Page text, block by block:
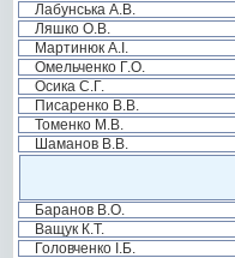
Лабунська А.В.
Ляшко О.В.
Мартинюк А.І.
Омельченко Г.О.
Осика С.Г.
Писаренко В.В.
Томенко М.В.
Шаманов В.В.
Баранов В.О.
Ващук К.Т.
Головченко І.Б.